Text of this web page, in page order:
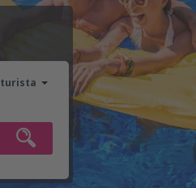
turista